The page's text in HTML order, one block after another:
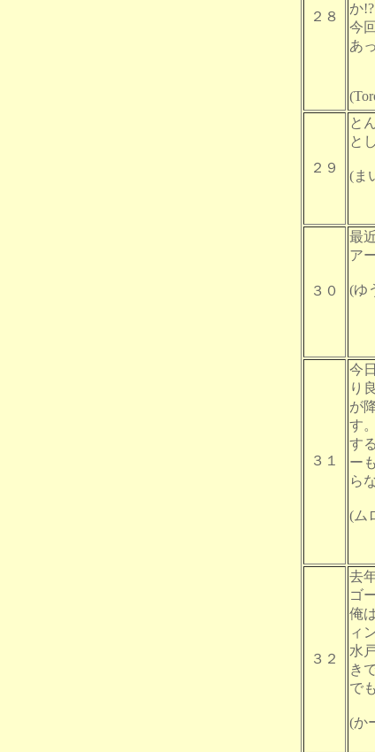
２８
か!?
今
あ
２９
と
と
(ま
３０
最
ア
(ゆ
３１
今
り
が
す
す
ー
ら
(ム
３２
去
ゴ
俺
ィ
水
き
で
(か